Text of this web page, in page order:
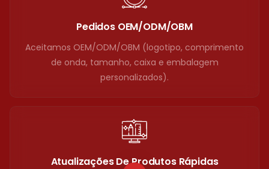
Pedidos OEM/ODM/OBM
Aceitamos OEM/ODM/OBM (logotipo, comprimento
de onda, tamanho, caixa e embalagem
personalizados).
Atualizações De Produtos Rápidas